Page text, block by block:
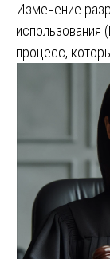
Изменение
использования
процесс,